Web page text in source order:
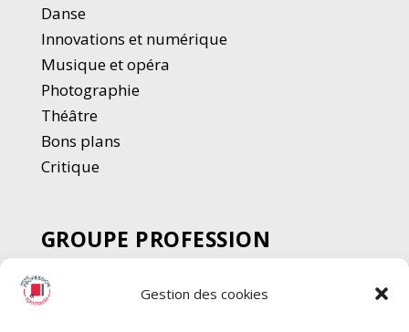
Gestion des cookies
Danse
Innovations et numérique
Musique et opéra
Photographie
Théâtre
Bons plans
Critique
GROUPE PROFESSION
SPECTACLE
Chèque Intermittents